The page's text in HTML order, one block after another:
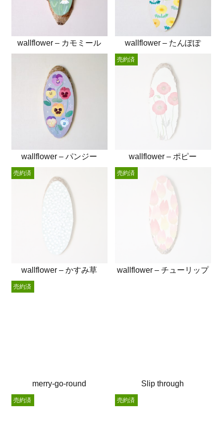
wallflower – カモミール wallflower – たんぽぽ
wallflower – パンジー wallflower – ポピー
売約済
wallflower – かすみ草
売約済
wallflower – チューリップ
売約済
merry-go-round
売約済
Slip through
売約済 売約済